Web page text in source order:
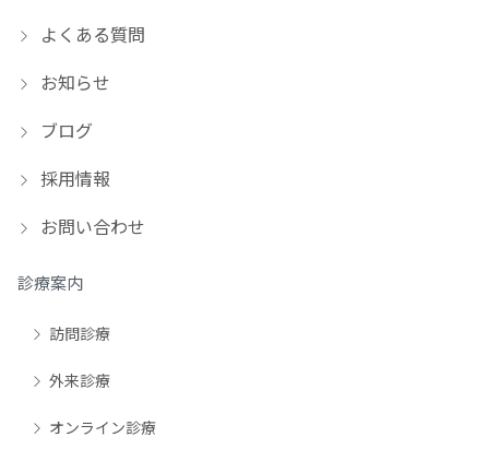
よくある質問
お知らせ
ブログ
採用情報
お問い合わせ
診療案内
訪問診療
外来診療
オンライン診療